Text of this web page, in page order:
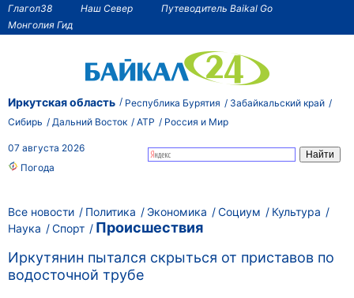
Глагол38 Наш Север
Путеводитель Baikal Go
Монголия Гид
Иркутская область Республика Бурятия
Забайкальский край
Сибирь
Дальний Восток АТР Россия и Мир
07 августа 2026
Погода
Все новости Политика Экономика Социум
Культура
Наука
Спорт
Происшествия
Иркутянин пытался скрыться от приставов по
водосточной трубе